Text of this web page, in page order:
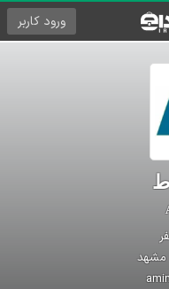
ورود کاربر
مشهد